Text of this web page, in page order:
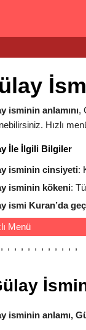
isminin anlamını,
Hızlı
İle İlgili Bilgiler
isminin cinsiyeti:
isminin kökeni:
ismi Kuran’da
Menü
isminin anlamı,